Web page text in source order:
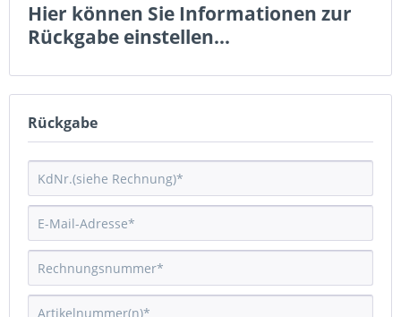
Hier können Sie Informationen zur
Rückgabe einstellen...
Rückgabe